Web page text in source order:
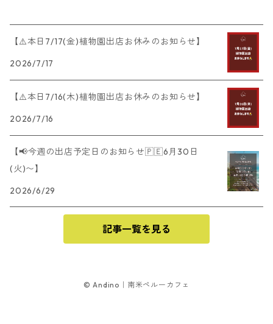
【⚠️本日7/17(金)植物園出店お休みのお知らせ】
2026/7/17
【⚠️本日7/16(木)植物園出店お休みのお知らせ】
2026/7/16
【📢今週の出店予定日のお知らせ🇵🇪6月30日
(火)〜】
2026/6/29
記事一覧を見る
© Andino｜南米ペルーカフェ